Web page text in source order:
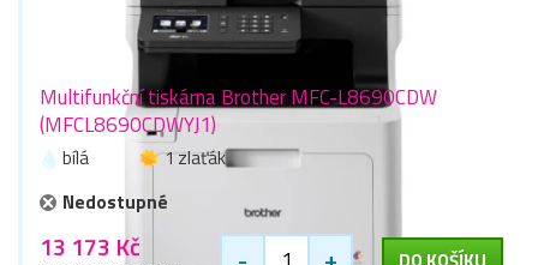
Multifunkční tiskárna Brother MFC-L8690CDW
(MFCL8690CDWYJ1)
bílá
1 zlaťák
Nedostupné
13 173 Kč